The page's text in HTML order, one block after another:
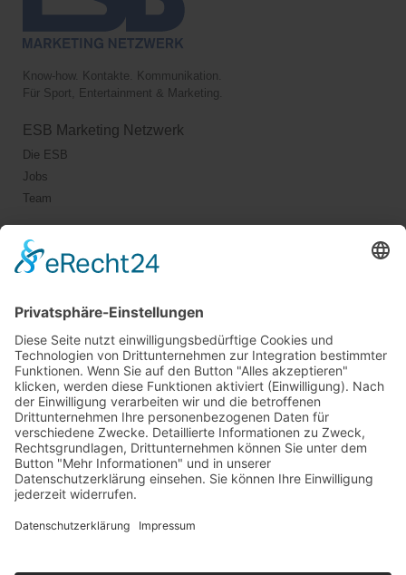
Know-how. Kontakte. Kommunikation.
Für Sport, Entertainment & Marketing.
ESB Marketing Netzwerk
Die ESB
Jobs
Team
Jetzt vernetzen!
Die ESB auf LinkedIn
Newsletter abonnieren
Events
360° ENTERTAINMENT
eps ARENA SUMMIT
FANCOMMERCE FORUM
MARKENFESTIVAL
Markenforum
SCHWEIZER MARKENKONGRESS